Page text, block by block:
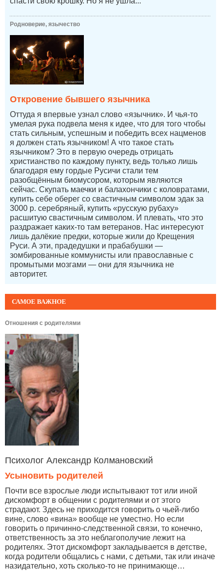
САМОЕ ВАЖНОЕ
Отношения с родителями
Психолог Александр Колмановский
Усыновить родителей
Почти все взрослые люди испытывают тот или иной
дискомфорт в общении с родителями и от этого
страдают. Здесь не приходится говорить о чьей-либо
вине, слово «вина» вообще не уместно. Но если
говорить о причинно-следственной связи, то конечно,
ответственность за это неблагополучие лежит на
родителях. Этот дискомфорт закладывается в детстве,
когда родители общались с нами, с детьми, так или иначе
назидательно, хоть сколько-то не принимающе…
Родноверие, язычество
Откровение бывшего язычника
Оттуда я впервые узнал слово «язычник». И чья-то
умелая рука подвела меня к идее, что для того чтобы
стать сильным, успешным и победить всех нацменов
я должен стать язычником! А что такое стать
язычником? Это в первую очередь отрицать
христианство по каждому пункту, ведь только лишь
благодаря ему гордые Русичи стали тем
разобщённым биомусором, которым являются
сейчас. Скупать маечки и балахончики с коловратами,
купить себе оберег со свастичным символом эдак за
3000 р. серебряный, купить «русскую рубаху»
расшитую свастичным символом. И плевать, что это
раздражает каких-то там ветеранов. Нас интересуют
лишь далёкие предки, которые жили до Крещения
Руси. А эти, прадедушки и прабабушки —
зомбированные коммунисты или православные с
промытыми мозгами — они для язычника не
авторитет.